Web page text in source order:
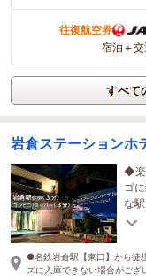
往復航空券
宿泊＋
すべて
岩倉ステーションホ
◆楽
ゴ
な
14
●名鉄岩倉駅【東口】から徒
ズに入庫できない場合がござ